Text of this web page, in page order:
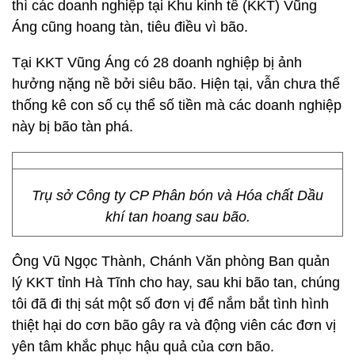
thì các doanh nghiệp tại Khu kinh tế (KKT) Vũng
Áng cũng hoang tàn, tiêu điều vì bão.
Tại KKT Vũng Áng có 28 doanh nghiệp bị ảnh
hưởng nặng nề bởi siêu bão. Hiện tại, vẫn chưa thể
thống kê con số cụ thể số tiền mà các doanh nghiệp
này bị bão tàn phá.
Trụ sở Công ty CP Phân bón và Hóa chất Dầu
khí tan hoang sau bão.
Ông Vũ Ngọc Thành, Chánh Văn phòng Ban quản
lý KKT tỉnh Hà Tĩnh cho hay, sau khi bão tan, chúng
tôi đã đi thị sát một số đơn vị để nắm bắt tình hình
thiệt hại do cơn bão gây ra và động viên các đơn vị
yên tâm khắc phục hậu quả của cơn bão.